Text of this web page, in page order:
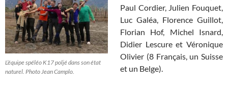
L’équipe spéléo K17 poljé dans son état
naturel. Photo Jean Camplo.
Paul Cordier, Julien Fouquet,
Luc Galéa, Florence Guillot,
Florian Hof, Michel Isnard,
Didier Lescure et Véronique
Olivier (8 Français, un Suisse
et un Belge).